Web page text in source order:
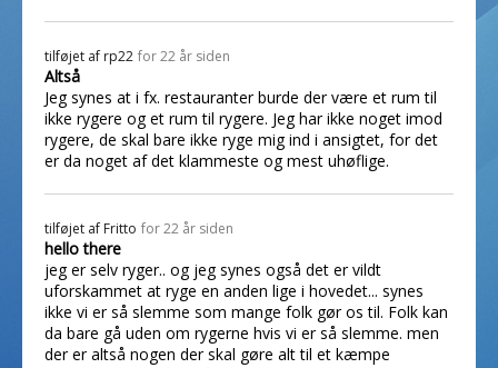
tilføjet af rp22 for 22 år siden
Altså
Jeg synes at i fx. restauranter burde der være et rum til
ikke rygere og et rum til rygere. Jeg har ikke noget imod
rygere, de skal bare ikke ryge mig ind i ansigtet, for det
er da noget af det klammeste og mest uhøflige.
tilføjet af Fritto for 22 år siden
hello there
jeg er selv ryger.. og jeg synes også det er vildt
uforskammet at ryge en anden lige i hovedet... synes
ikke vi er så slemme som mange folk gør os til. Folk kan
da bare gå uden om rygerne hvis vi er så slemme. men
der er altså nogen der skal gøre alt til et kæmpe